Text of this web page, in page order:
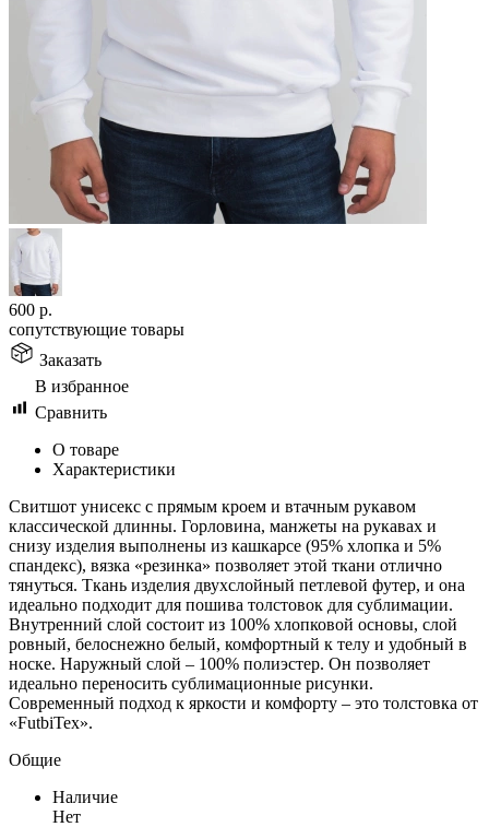
600 р.
сопутствующие товары
Заказать
В избранное
Сравнить
О товаре
Характеристики
Свитшот унисекс с прямым кроем и втачным рукавом
классической длинны. Горловина, манжеты на рукавах и
снизу изделия выполнены из кашкарсе (95% хлопка и 5%
спандекс), вязка «резинка» позволяет этой ткани отлично
тянуться. Ткань изделия двухслойный петлевой футер, и она
идеально подходит для пошива толстовок для сублимации.
Внутренний слой состоит из 100% хлопковой основы, слой
ровный, белоснежно белый, комфортный к телу и удобный в
носке. Наружный слой – 100% полиэстер. Он позволяет
идеально переносить сублимационные рисунки.
Современный подход к яркости и комфорту – это толстовка от
«FutbiTex».
Общие
Наличие
Нет